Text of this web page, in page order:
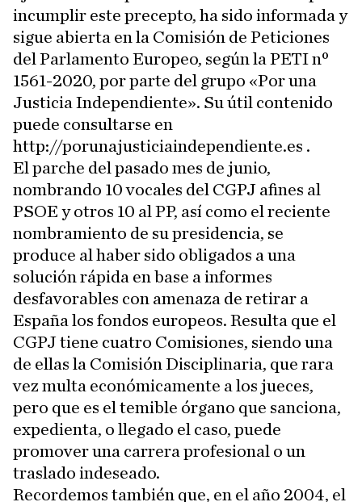
incumplir este precepto, ha sido informada y
sigue abierta en la Comisión de Peticiones
del Parlamento Europeo, según la PETI nº
1561-2020, por parte del grupo «Por una
Justicia Independiente». Su útil contenido
puede consultarse en
http://porunajusticiaindependiente.es .
El parche del pasado mes de junio,
nombrando 10 vocales del CGPJ afines al
PSOE y otros 10 al PP, así como el reciente
nombramiento de su presidencia, se
produce al haber sido obligados a una
solución rápida en base a informes
desfavorables con amenaza de retirar a
España los fondos europeos. Resulta que el
CGPJ tiene cuatro Comisiones, siendo una
de ellas la Comisión Disciplinaria, que rara
vez multa económicamente a los jueces,
pero que es el temible órgano que sanciona,
expedienta, o llegado el caso, puede
promover una carrera profesional o un
traslado indeseado.
Recordemos también que, en el año 2004, el